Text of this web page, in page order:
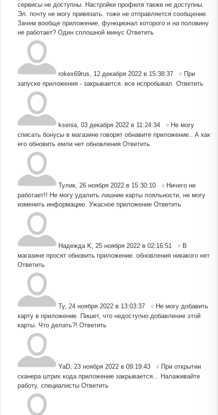
сервисы не доступны. Настройки профиля также не доступны.
Эл. почту не могу привязать. тоже не отправляется сообщение.
Зачем вообще приложение, функционал которого и на половину
не работает? Один сплошной минус Ответить
rokex69rus 12 декабря 2022 в 15:38:37 # При
запуске приложения - закрывается. все испробывал. Ответить
ksenia 03 декабря 2022 в 11:24:34 # Не могу
списать бонусы в магазине говорят обнавите приложение.. А как
его обновить емли нет обновления Ответить
Тулик 26 ноября 2022 в 15:30:10 # Ничего не
работает!! Не могу удалить лишние карты лояльности, не могу
изменить информацию. Ужасное приложение Ответить
Надежда K 25 ноября 2022 в 02:16:51 # В
магазине просят обновить приложение. обновления никакого нет
Ответить
Ty, 24 ноября 2022 в 13:03:37 # Не могу добавить
карту в приложение. Пишет, что недоступно добавление этой
карты. Что делать?! Ответить
YaD 23 ноября 2022 в 09:19:43 # При открытии
сканера штрих кода приложение закрывается... Налаживайте
работу, специалисты Ответить